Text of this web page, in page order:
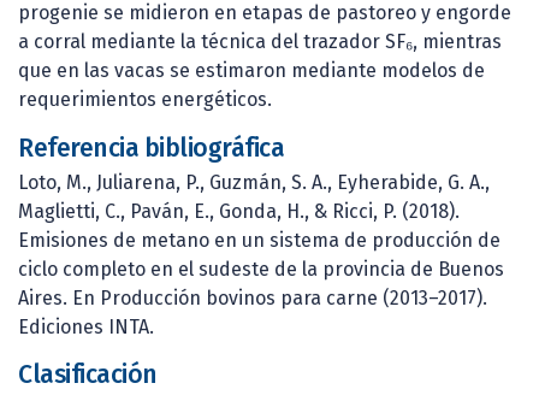
progenie se midieron en etapas de pastoreo y engorde
a corral mediante la técnica del trazador SF₆, mientras
que en las vacas se estimaron mediante modelos de
requerimientos energéticos.
Referencia bibliográfica
Loto, M., Juliarena, P., Guzmán, S. A., Eyherabide, G. A.,
Maglietti, C., Paván, E., Gonda, H., & Ricci, P. (2018).
Emisiones de metano en un sistema de producción de
ciclo completo en el sudeste de la provincia de Buenos
Aires. En Producción bovinos para carne (2013–2017).
Ediciones INTA.
Clasificación